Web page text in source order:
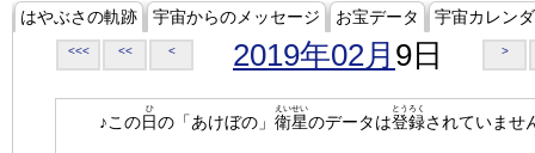
はやぶさの軌跡 宇宙からのメッセージ お宝データ 宇宙カレン
<<< << < 2019年02月 9日 >
♪この日
ひ
の「あけぼの」 衛星
えいせい
のデータは登録
とうろく
されていませ